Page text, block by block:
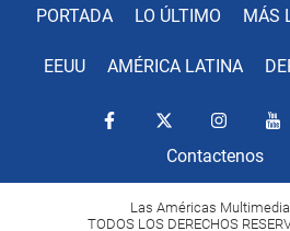
PORTADA LO ÚLTIMO MÁS
EEUU AMÉRICA LATINA
Contactenos
Las Américas Multimedia
TODOS LOS DERECHOS